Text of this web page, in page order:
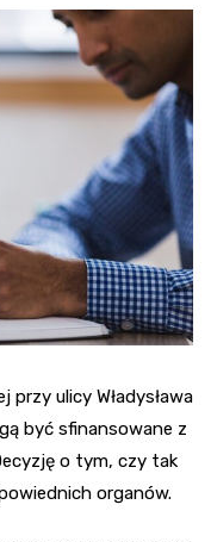
ulicy Władysława
być sfinansowane z
o tym, czy tak
organów.